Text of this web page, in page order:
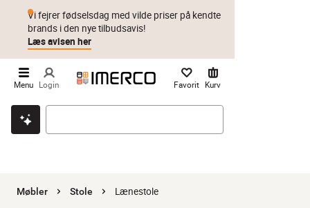
Klik & hent Byt i 1 år Prismatch
Vi fejrer fødselsdag med vilde priser på kendte
brands i den nye tilbudsavis!
Læs avisen her
Menu Login Favorit Kurv
Møbler Stole Lænestole